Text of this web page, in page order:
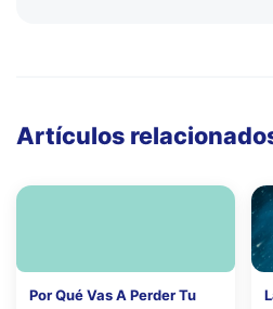
Artículos
Por Qué Vas A Perder Tu